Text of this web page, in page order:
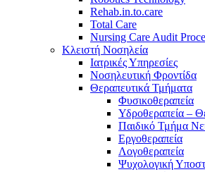
Rehab.in.to.care
Total Care
Nursing Care Audit
Κλειστή Νοσηλεία
Ιατρικές Υπηρεσίες
Νοσηλευτική Φροντίδα
Θεραπευτικά Τμήματα
Φυσικοθεραπεία
Υδροθεραπεία –
Παιδικό Τμήμα
Εργοθεραπεία
Λογοθεραπεία
Ψυχολογική